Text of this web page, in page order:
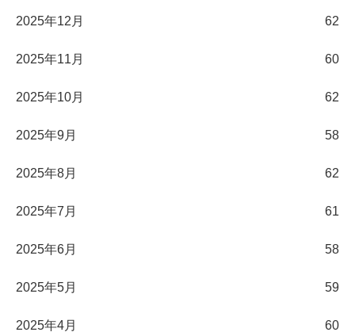
2025年12月 62
2025年11月 60
2025年10月 62
2025年9月 58
2025年8月 62
2025年7月 61
2025年6月 58
2025年5月 59
2025年4月 60